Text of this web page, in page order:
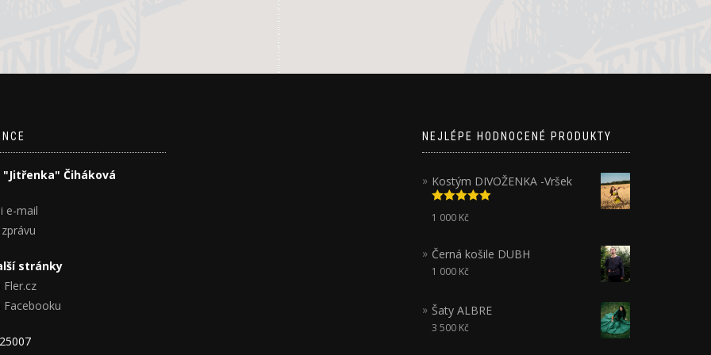
"Jitřenka" Čiháková
e-mail
stránky
Facebooku
NEJLÉPE HODNOCENÉ PRODUKTY
Kostým DIVOŽENKA -Vršek
Hodnocení
5.00z 5
1 000 Kč
Černá košile DUBH
1 000 Kč
Šaty ALBRE
3 500 Kč